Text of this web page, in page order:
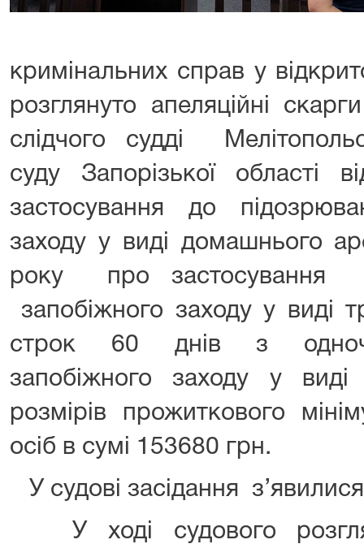
кримінальних справ у
розглянуто апеляційні
слідчого судді
суду Запорізької області
застосування до
заходу у виді домашнього
року про застосування
запобіжного заходу у виді
строк 60 днів з
запобіжного заходу у
розмірів прожиткового
осіб в сумі 153680 грн.
У судові засідання
У ході судового